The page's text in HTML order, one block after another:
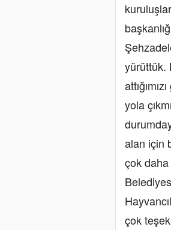
yürüttük.
yola
alan için
çok
çok